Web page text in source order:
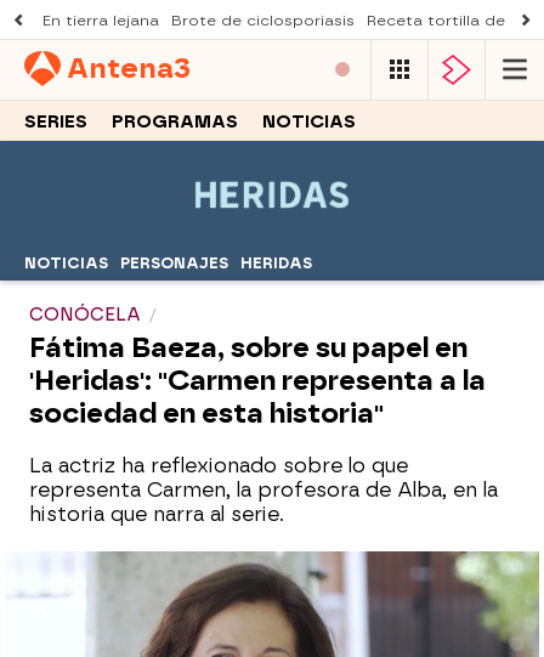
En tierra lejana Brote de ciclosporiasis Receta tortilla de
Antena3
SERIES PROGRAMAS NOTICIAS
NOTICIAS PERSONAJES HERIDAS
CONÓCELA
Fátima Baeza, sobre su papel en
'Heridas': "Carmen representa a la
sociedad en esta historia"
La actriz ha reflexionado sobre lo que
representa Carmen, la profesora de Alba, en la
historia que narra al serie.
¿Qué significa ser madre? Adriana Ugarte
y María León dan su opinión